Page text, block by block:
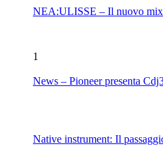
NEA:ULISSE – Il nuovo
1
News – Pioneer presenta
Native instrument: Il